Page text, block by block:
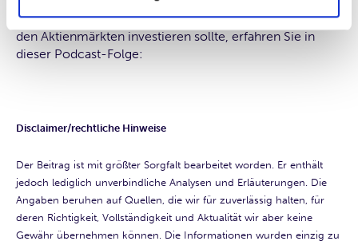
Mehr zum Thema Rezession und ob man dennoch an
den Aktienmärkten investieren sollte, erfahren Sie in
dieser Podcast-Folge:
Disclaimer/rechtliche Hinweise
Der Beitrag ist mit größter Sorgfalt bearbeitet worden. Er enthält
jedoch lediglich unverbindliche Analysen und Erläuterungen. Die
Angaben beruhen auf Quellen, die wir für zuverlässig halten, für
deren Richtigkeit, Vollständigkeit und Aktualität wir aber keine
Gewähr übernehmen können. Die Informationen wurden einzig zu